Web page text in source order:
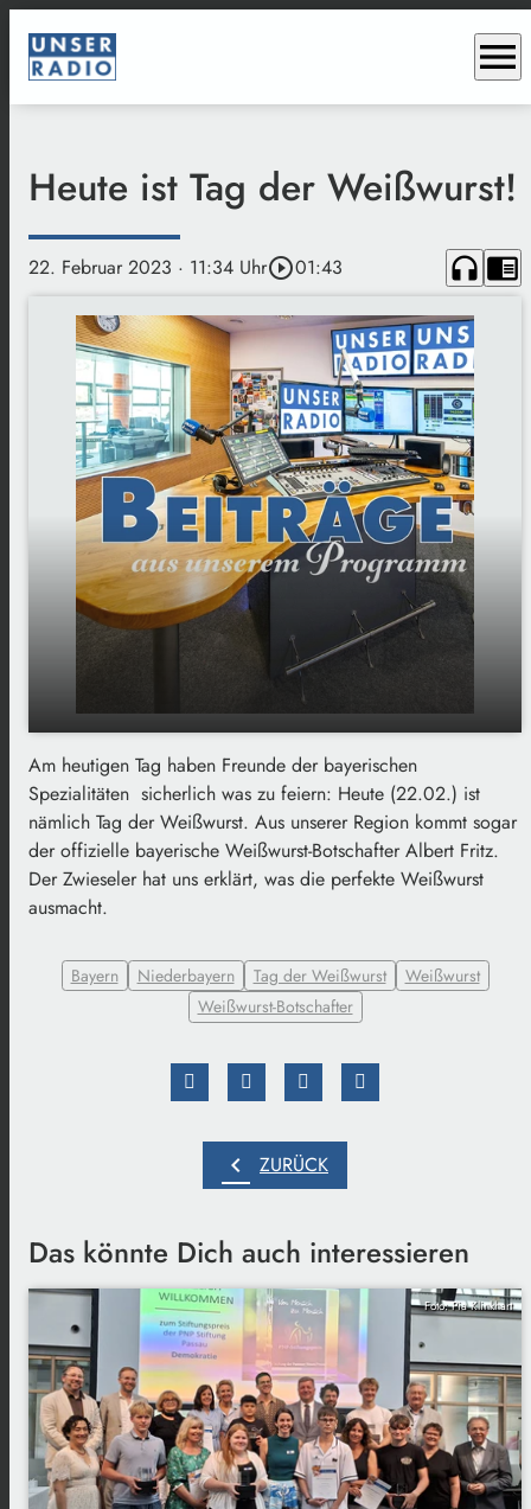
menu
Heute ist Tag der Weißwurst!
22. Februar 2023 · 11:34 Uhrplay_circle_outline01:43 headphones chrome_reader_mode
play_arrow Heute ist Tag der Weißwurst!
00:00 01:43
Am heutigen Tag haben Freunde der bayerischen
Spezialitäten sicherlich was zu feiern: Heute (22.02.) ist
nämlich Tag der Weißwurst. Aus unserer Region kommt sogar
der offizielle bayerische Weißwurst-Botschafter Albert Fritz.
Der Zwieseler hat uns erklärt, was die perfekte Weißwurst
ausmacht.
Bayern Niederbayern Tag der Weißwurst
Weißwurst
Weißwurst-Botschafter
chevron_left ZURÜCK
Das könnte Dich auch interessieren
Foto: Pia Klinkhart